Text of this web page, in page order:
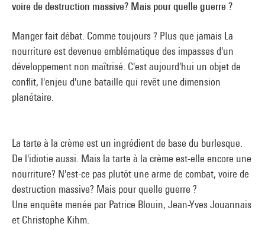
voire de destruction massive? Mais pour quelle guerre ?
Manger fait débat. Comme toujours ? Plus que jamais La
nourriture est devenue emblématique des impasses d'un
développement non maîtrisé. C'est aujourd'hui un objet de
conflit, l'enjeu d'une bataille qui revêt une dimension
planétaire.
La tarte à la crème est un ingrédient de base du burlesque.
De l'idiotie aussi. Mais la tarte à la crème est-elle encore une
nourriture? N'est-ce pas plutôt une arme de combat, voire de
destruction massive? Mais pour quelle guerre ?
Une enquête menée par Patrice Blouin, Jean-Yves Jouannais
et Christophe Kihm.